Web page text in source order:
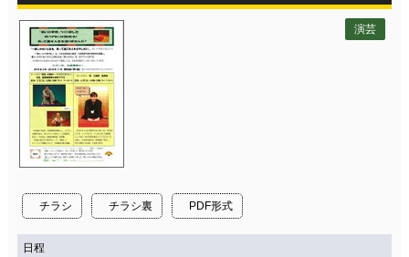
チラシ チラシ裏 PDF形式
演芸
日程